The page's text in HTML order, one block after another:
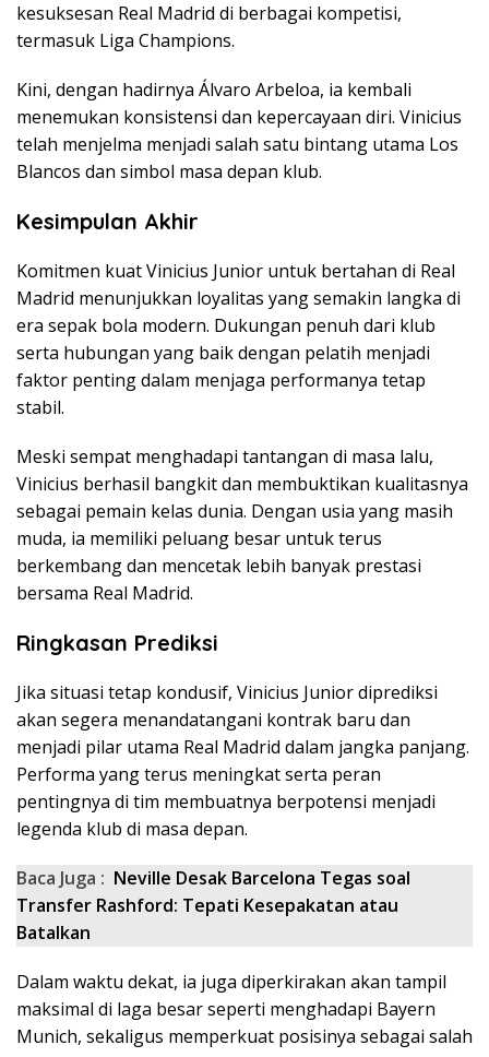
kesuksesan Real Madrid di berbagai kompetisi,
termasuk Liga Champions.
Kini, dengan hadirnya Álvaro Arbeloa, ia kembali
menemukan konsistensi dan kepercayaan diri. Vinicius
telah menjelma menjadi salah satu bintang utama Los
Blancos dan simbol masa depan klub.
Kesimpulan Akhir
Komitmen kuat Vinicius Junior untuk bertahan di Real
Madrid menunjukkan loyalitas yang semakin langka di
era sepak bola modern. Dukungan penuh dari klub
serta hubungan yang baik dengan pelatih menjadi
faktor penting dalam menjaga performanya tetap
stabil.
Meski sempat menghadapi tantangan di masa lalu,
Vinicius berhasil bangkit dan membuktikan kualitasnya
sebagai pemain kelas dunia. Dengan usia yang masih
muda, ia memiliki peluang besar untuk terus
berkembang dan mencetak lebih banyak prestasi
bersama Real Madrid.
Ringkasan Prediksi
Jika situasi tetap kondusif, Vinicius Junior diprediksi
akan segera menandatangani kontrak baru dan
menjadi pilar utama Real Madrid dalam jangka panjang.
Performa yang terus meningkat serta peran
pentingnya di tim membuatnya berpotensi menjadi
legenda klub di masa depan.
Baca Juga : Neville Desak Barcelona Tegas soal
Transfer Rashford: Tepati Kesepakatan atau
Batalkan
Dalam waktu dekat, ia juga diperkirakan akan tampil
maksimal di laga besar seperti menghadapi Bayern
Munich, sekaligus memperkuat posisinya sebagai salah